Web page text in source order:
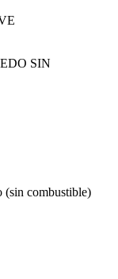
SIN
(sin combustible)